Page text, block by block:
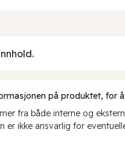
på produktet, for
fra både interne og
er ikke ansvarlig for